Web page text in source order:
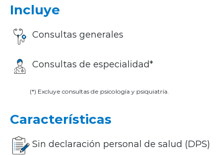
Incluye
Consultas generales
Consultas de especialidad*
(*) Excluye consultas de psicología y psiquiatría.
Características
Sin declaración personal de salud (DPS)